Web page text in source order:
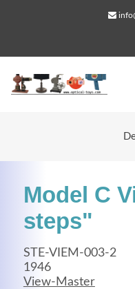
Model C
steps"
STE-VIEM-003-2
1946
View-Master
Lorem ipsum dolor